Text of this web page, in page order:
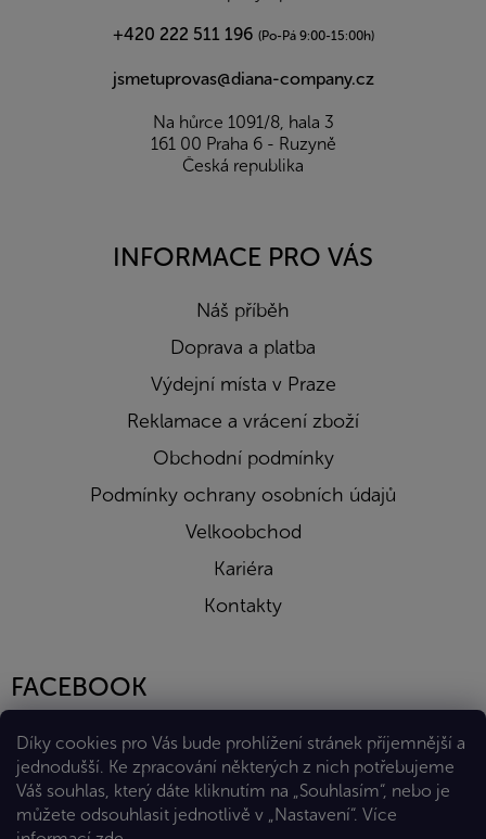
Díky cookies pro Vás bude prohlížení stránek příjemnější a
jednodušší. Ke zpracování některých z nich potřebujeme
Váš souhlas, který dáte kliknutím na „Souhlasím“, nebo je
můžete odsouhlasit jednotlivě v „Nastavení“. Více
+420 222 511 196 (Po-Pá 9:00-15:00h)
jsmetuprovas@diana-company.cz
Na hůrce 1091/8, hala 3
161 00 Praha 6 - Ruzyně
Česká republika
INFORMACE PRO VÁS
Náš příběh
Doprava a platba
Výdejní místa v Praze
Reklamace a vrácení zboží
Obchodní podmínky
Podmínky ochrany osobních údajů
Velkoobchod
Kariéra
Kontakty
FACEBOOK